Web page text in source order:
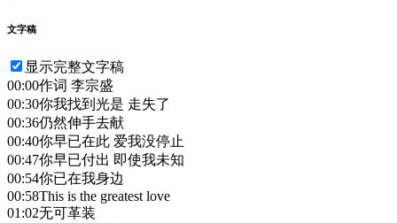
文字稿
显示完整文字稿
00:00作词 李宗盛
00:30你我找到光是 走失了
00:36仍然伸手去献
00:40你早已在此 爱我没停止
00:47你早已付出 即使我未知
00:54你已在我身边
00:58This is the greatest love
01:02无可革装